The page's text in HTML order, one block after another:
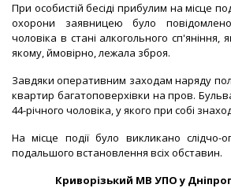
При особистій бесіді прибулим на місце
охорони заявницею було
чоловіка в стані алкогольного сп'яніння,
якому, ймовірно, лежала зброя.
Завдяки оперативним заходам наряду
квартир багатоповерхівки на пров.
44-річного чоловіка, у якого при собі
На місце події було викликано слідчо-
подальшого встановлення всіх обставин.
Криворізький МВ УПО у